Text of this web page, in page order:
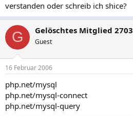
verstanden oder schreib ich shice?
G Gelöschtes Mitglied 2703
Guest
16 Februar 2006
php.net/mysql
php.net/mysql-connect
php.net/mysql-query